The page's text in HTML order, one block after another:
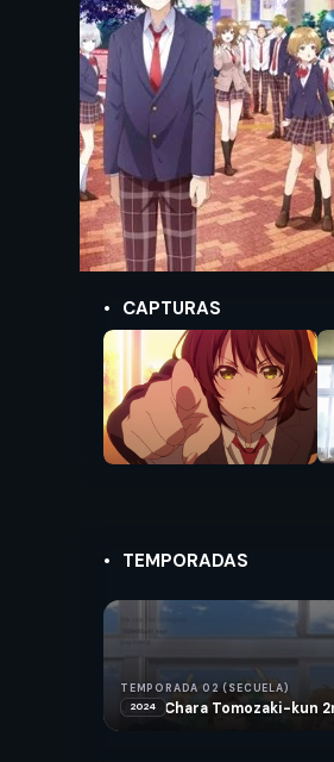
CAPTURAS
TEMPORADAS
Jaku-Chara Tomozaki-kun
2024
TEMPORADA 02 (SECUELA)